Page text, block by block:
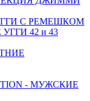
УГГИ С РЕМЕШКОМ
42 и 43
- МУЖСКИЕ